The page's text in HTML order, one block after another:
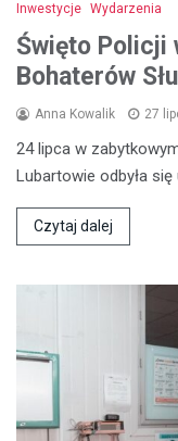
Inwestycje Wydarzenia
Święto Policji
Bohaterów
Anna Kowalik 27
24 lipca w
Lubartowie odbyła
Czytaj dalej